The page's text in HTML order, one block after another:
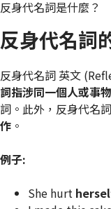
反身代名詞是什麼？
反身代名詞
反身代名詞 英文
詞指涉同一個人或事
詞。此外，反身代名
作 。
例子:
She hurt